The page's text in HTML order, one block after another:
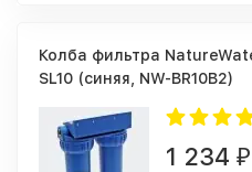
Колба фильтра
SL10 (синяя, NW-BR10B2)
1 234 ₽